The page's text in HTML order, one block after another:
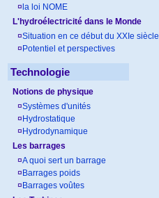
¤ la loi NOME
L'hydroélectricité dans le Monde
¤Situation en ce début du XXIe siècle
¤ Potentiel et perspectives
Technologie
Notions de physique
¤Systèmes d'unités
¤ Hydrostatique
¤ Hydrodynamique
Les barrages
¤A quoi sert un barrage
¤ Barrages poids
¤ Barrages voûtes